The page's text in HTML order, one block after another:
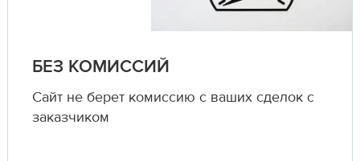
БЕЗ КОМИССИЙ
Сайт не берет комиссию с ваших сделок с
заказчиком